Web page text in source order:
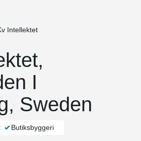
Intellektet
I
Sweden
Butiksbyggeri